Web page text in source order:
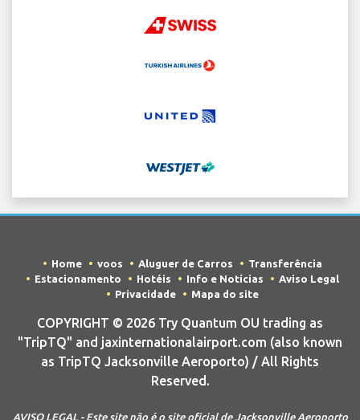
Home voos Aluguer de Carros
Transferência
Estacionamento
Hotéis Info e Notícias
Aviso Legal
Privacidade
Mapa do site
COPYRIGHT © 2026 Try Quantum OU trading as
"TripTQ" and jaxinternationalairport.com (also known
as TripTQ Jacksonville Aeroporto) / All Rights
Reserved.
AVISO LEGAL - Este site não é o site oficial de Jacksonville Aeroporto